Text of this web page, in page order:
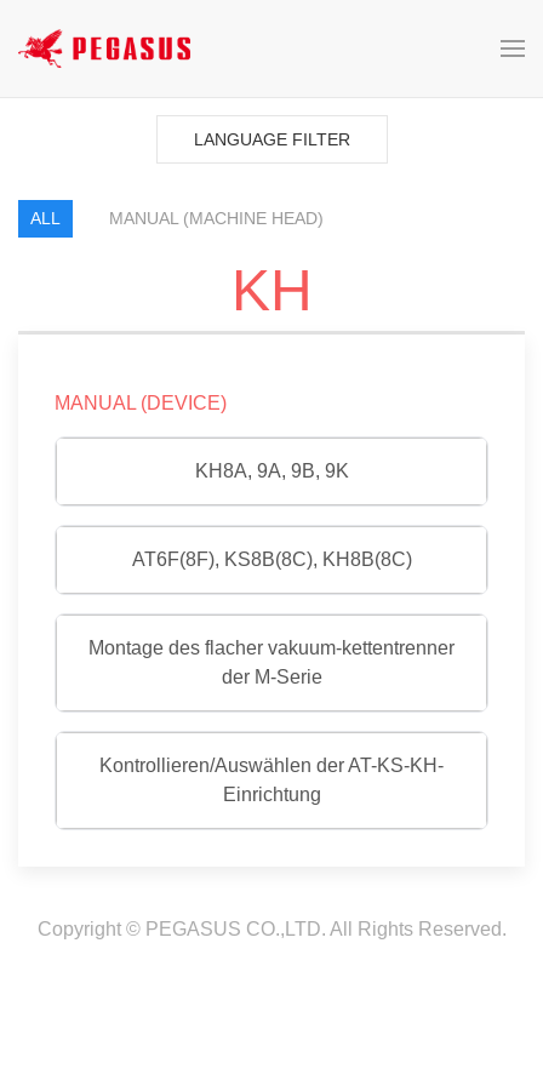
LANGUAGE FILTER
ALL MANUAL (MACHINE HEAD)
KH
MANUAL (DEVICE)
KH8A, 9A, 9B, 9K
AT6F(8F), KS8B(8C), KH8B(8C)
Montage des flacher vakuum-kettentrenner
der M-Serie
Kontrollieren/Auswählen der AT-KS-KH-
Einrichtung
Copyright © PEGASUS CO.,LTD. All Rights Reserved.